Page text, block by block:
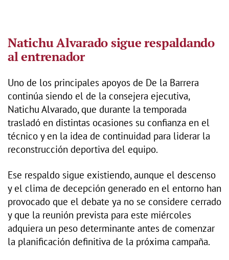
Natichu Alvarado sigue respaldando
al entrenador
Uno de los principales apoyos de De la Barrera
continúa siendo el de la consejera ejecutiva,
Natichu Alvarado, que durante la temporada
trasladó en distintas ocasiones su confianza en el
técnico y en la idea de continuidad para liderar la
reconstrucción deportiva del equipo.
Ese respaldo sigue existiendo, aunque el descenso
y el clima de decepción generado en el entorno han
provocado que el debate ya no se considere cerrado
y que la reunión prevista para este miércoles
adquiera un peso determinante antes de comenzar
la planificación definitiva de la próxima campaña.